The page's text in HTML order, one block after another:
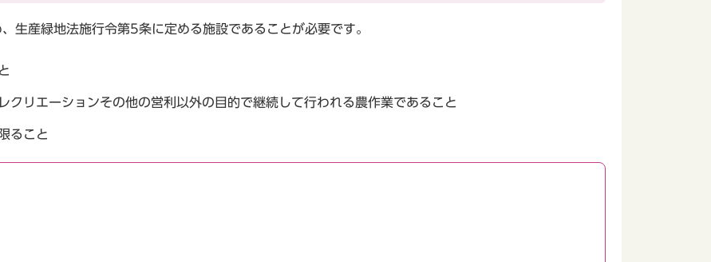
生産緑地法施行令第5条に定める施設であることが必要です。
クリエーションその他の営利以外の目的で継続して行われる農作業であること
ること